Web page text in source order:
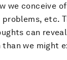
we conceive
problems, etc.
can
than we might